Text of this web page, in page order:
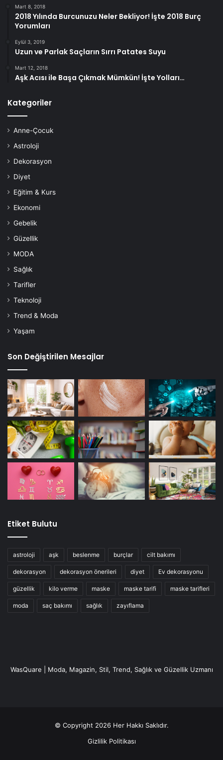
Mart 8, 2018
2018 Yılında Burcunuzu Neler Bekliyor! İşte 2018 Burç
Yorumları
Eylül 3, 2019
Uzun ve Parlak Saçların Sırrı Patates Suyu
Mart 12, 2018
Aşk Acısı ile Başa Çıkmak Mümkün! İşte Yolları…
Kategoriler
Anne-Çocuk
Astroloji
Dekorasyon
Diyet
Eğitim & Kurs
Ekonomi
Gebelik
Güzellik
MODA
Sağlık
Tarifler
Teknoloji
Trend & Moda
Yaşam
Son Değiştirilen Mesajlar
Etiket Bulutu
astroloji aşk beslenme burçlar cilt bakımı
dekorasyon dekorasyon önerileri diyet Ev dekorasyonu
güzellik kilo verme maske maske tarifi maske tarifleri
moda saç bakımı sağlık zayıflama
WasQuare | Moda, Magazin, Stil, Trend, Sağlık ve Güzellik Uzmanı
© Copyright 2026 Her Hakkı Saklıdır.
Gizlilik Politikası